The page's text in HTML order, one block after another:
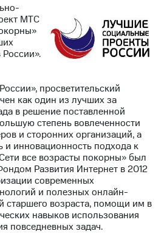
МТС
просветительский
как один из лучших за
в решение поставленной
степень вовлеченности
и сторонних организаций, а
и инновационность подхода к
все возрасты покорны» был
Развития Интернет в 2012
современных
и полезных онлайн-
старшего возраста, помощи им в
навыков использования
повседневных задач.